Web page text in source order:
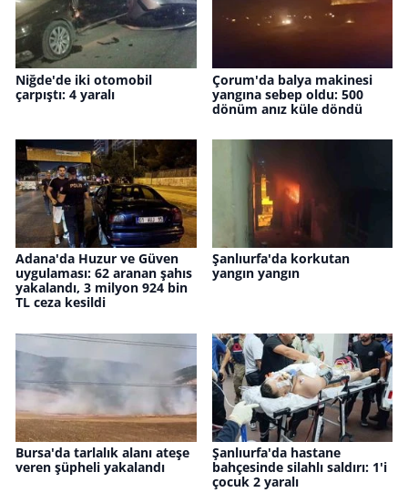
Niğde'de iki otomobil
çarpıştı: 4 yaralı
Çorum'da balya makinesi
yangına sebep oldu: 500
dönüm anız küle döndü
Adana'da Huzur ve Güven
uygulaması: 62 aranan şahıs
yakalandı, 3 milyon 924 bin
TL ceza kesildi
Şanlıurfa'da korkutan
yangın yangın
Bursa'da tarlalık alanı ateşe
veren şüpheli yakalandı
Şanlıurfa'da hastane
bahçesinde silahlı saldırı: 1'i
çocuk 2 yaralı